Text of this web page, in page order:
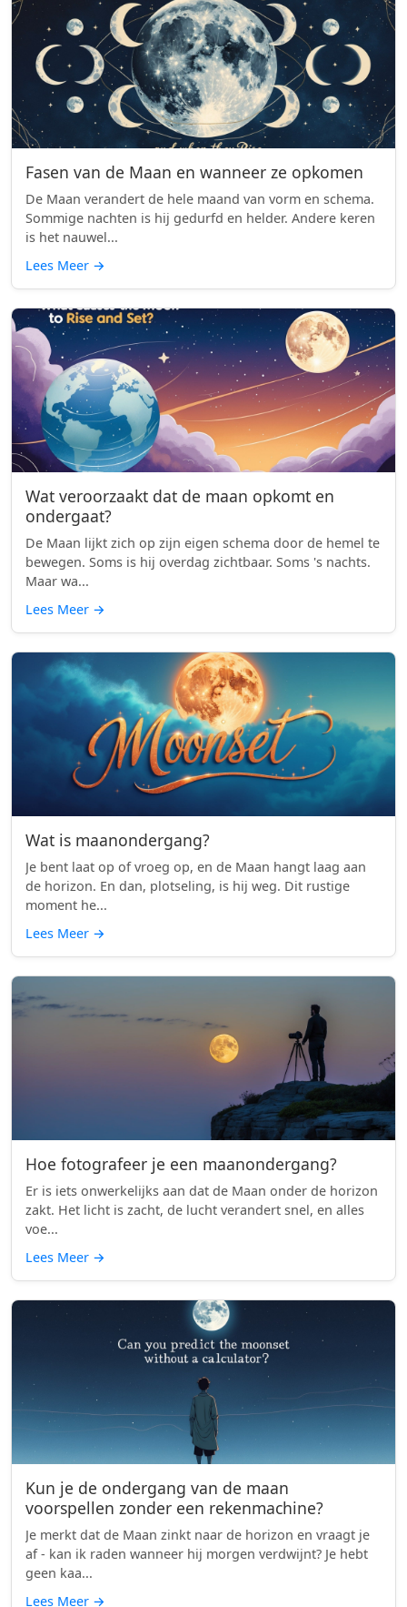
Fasen van de Maan en wanneer ze opkomen
De Maan verandert de hele maand van vorm en schema.
Sommige nachten is hij gedurfd en helder. Andere keren
is het nauwel...
Lees Meer →
Wat veroorzaakt dat de maan opkomt en
ondergaat?
De Maan lijkt zich op zijn eigen schema door de hemel te
bewegen. Soms is hij overdag zichtbaar. Soms 's nachts.
Maar wa...
Lees Meer →
Wat is maanondergang?
Je bent laat op of vroeg op, en de Maan hangt laag aan
de horizon. En dan, plotseling, is hij weg. Dit rustige
moment he...
Lees Meer →
Hoe fotografeer je een maanondergang?
Er is iets onwerkelijks aan dat de Maan onder de horizon
zakt. Het licht is zacht, de lucht verandert snel, en alles
voe...
Lees Meer →
Kun je de ondergang van de maan
voorspellen zonder een rekenmachine?
Je merkt dat de Maan zinkt naar de horizon en vraagt je
af - kan ik raden wanneer hij morgen verdwijnt? Je hebt
geen kaa...
Lees Meer →